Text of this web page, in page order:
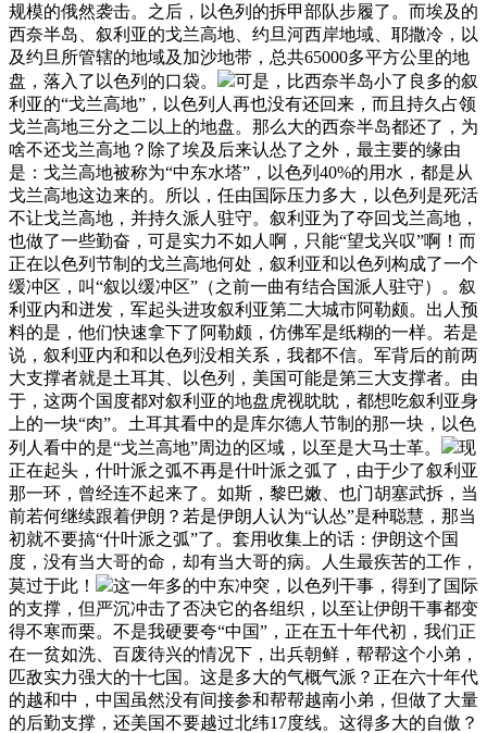
规模的俄然袭击。之后，以色列的拆甲部队步履了。而埃及的
西奈半岛、叙利亚的戈兰高地、约旦河西岸地域、耶撒冷，以
及约旦所管辖的地域及加沙地带，总共65000多平方公里的地
盘，落入了以色列的口袋。
可是，比西奈半岛小了良多的叙
利亚的“戈兰高地”，以色列人再也没有还回来，而且持久占领
戈兰高地三分之二以上的地盘。那么大的西奈半岛都还了，为
啥不还戈兰高地？除了埃及后来认怂了之外，最主要的缘由
是：戈兰高地被称为“中东水塔”，以色列40%的用水，都是从
戈兰高地这边来的。所以，任由国际压力多大，以色列是死活
不让戈兰高地，并持久派人驻守。叙利亚为了夺回戈兰高地，
也做了一些勤奋，可是实力不如人啊，只能“望戈兴叹”啊！而
正在以色列节制的戈兰高地何处，叙利亚和以色列构成了一个
缓冲区，叫“叙以缓冲区”（之前一曲有结合国派人驻守）。叙
利亚内和迸发，军起头进攻叙利亚第二大城市阿勒颇。出人预
料的是，他们快速拿下了阿勒颇，仿佛军是纸糊的一样。若是
说，叙利亚内和和以色列没相关系，我都不信。军背后的前两
大支撑者就是土耳其、以色列，美国可能是第三大支撑者。由
于，这两个国度都对叙利亚的地盘虎视眈眈，都想吃叙利亚身
上的一块“肉”。土耳其看中的是库尔德人节制的那一块，以色
列人看中的是“戈兰高地”周边的区域，以至是大马士革。
现
正在起头，什叶派之弧不再是什叶派之弧了，由于少了叙利亚
那一环，曾经连不起来了。如斯，黎巴嫩、也门胡塞武拆，当
前若何继续跟着伊朗？若是伊朗人认为“认怂”是种聪慧，那当
初就不要搞“什叶派之弧”了。套用收集上的话：伊朗这个国
度，没有当大哥的命，却有当大哥的病。人生最疾苦的工作，
莫过于此！
这一年多的中东冲突，以色列干事，得到了国际
的支撑，但严沉冲击了否决它的各组织，以至让伊朗干事都变
得不寒而栗。不是我硬要夸“中国”，正在五十年代初，我们正
在一贫如洗、百废待兴的情况下，出兵朝鲜，帮帮这个小弟，
匹敌实力强大的十七国。这是多大的气概气派？正在六十年代
的越和中，中国虽然没有间接参和帮帮越南小弟，但做了大量
的后勤支撑，还美国不要越过北纬17度线。这得多大的自傲？